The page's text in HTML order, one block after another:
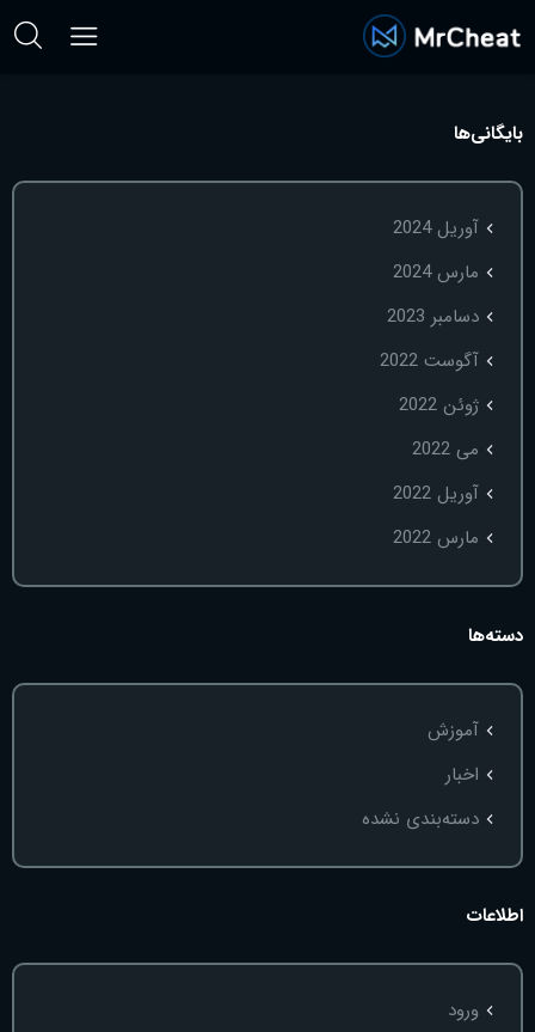
بایگانی‌ها
آوریل 2024
مارس 2024
دسامبر 2023
آگوست 2022
ژوئن 2022
می 2022
آوریل 2022
مارس 2022
دسته‌ها
آموزش
اخبار
دسته‌بندی نشده
اطلاعات
ورود